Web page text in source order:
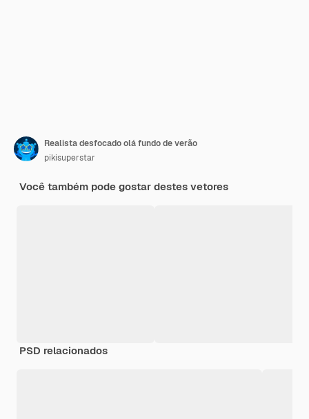
Realista desfocado olá fundo de verão
pikisuperstar
Você também pode gostar destes vetores
PSD relacionados